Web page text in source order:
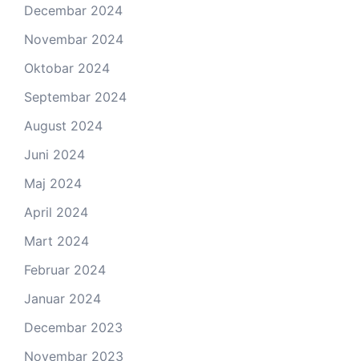
Decembar 2024
Novembar 2024
Oktobar 2024
Septembar 2024
August 2024
Juni 2024
Maj 2024
April 2024
Mart 2024
Februar 2024
Januar 2024
Decembar 2023
Novembar 2023